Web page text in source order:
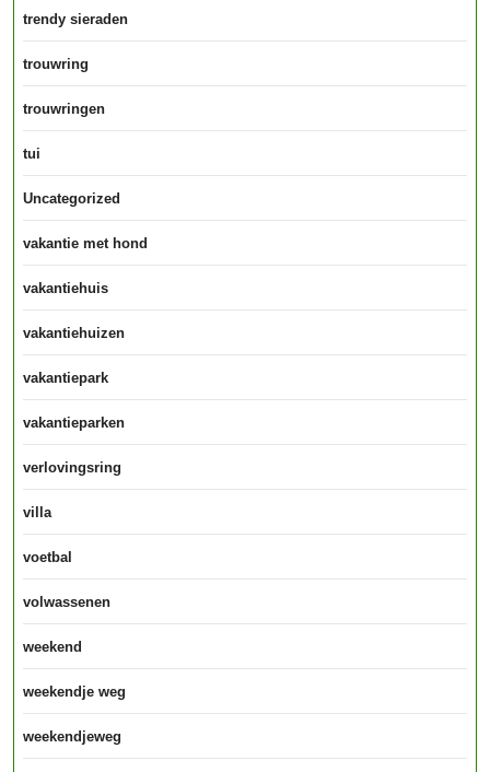
trendy sieraden
trouwring
trouwringen
tui
Uncategorized
vakantie met hond
vakantiehuis
vakantiehuizen
vakantiepark
vakantieparken
verlovingsring
villa
voetbal
volwassenen
weekend
weekendje weg
weekendjeweg